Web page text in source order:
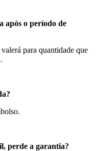
após o período de
para quantidade que
perde a garantia?